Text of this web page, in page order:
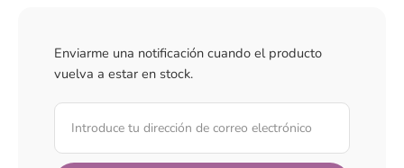
Enviarme una notificación cuando el producto
vuelva a estar en stock.